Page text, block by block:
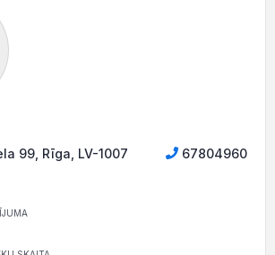
99, Rīga, LV-1007 67804960